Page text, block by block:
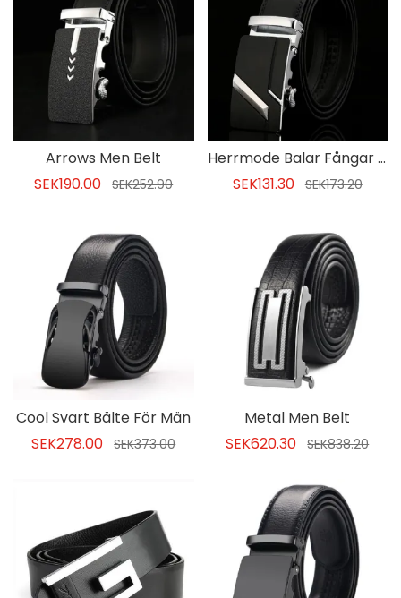
Arrows Men Belt
SEK190.00
SEK252.90
Herrmode Balar Fångar Läderbälte
SEK131.30 SEK173.20
Cool Svart Bälte För Män
SEK278.00
SEK373.00
Metal Men Belt
SEK620.30
SEK838.20